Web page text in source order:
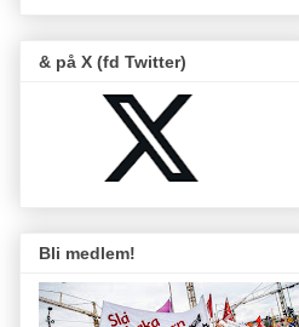
& på X (fd Twitter)
Bli medlem!